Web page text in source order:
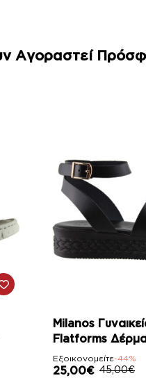
Αγοραστεί
-44%
Milanos
Flatforms
Εξοικονομείτε-44%
25,00€ 45,00€